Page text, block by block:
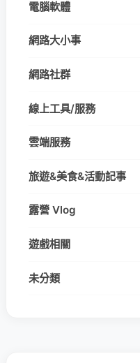
電腦軟體
網路大小事
網路社群
線上工具/服務
雲端服務
旅遊&美食&活動記事
露營 Vlog
遊戲相關
未分類